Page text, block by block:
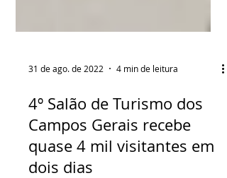
31 de ago. de 2022 4 min de leitura
4º Salão de Turismo dos